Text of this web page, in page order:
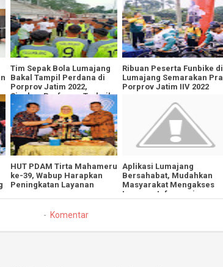
Tim Sepak Bola Lumajang
Bakal Tampil Perdana di
Porprov Jatim 2022,
Siapkan Performa Terbaik
Ribuan Peserta Funbike di
Lumajang Semarakan Pra
Porprov Jatim IIV 2022
HUT PDAM Tirta Mahameru
ke-39, Wabup Harapkan
Peningkatan Layanan
Aplikasi Lumajang
Bersahabat, Mudahkan
Masyarakat Mengakses
Layanan Informasi
Komentar